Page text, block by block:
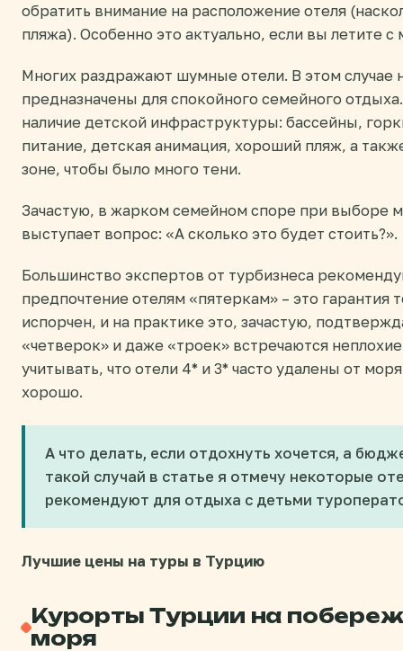
обратить внимание на расположение отеля
пляжа). Особенно это актуально, если вы летите
Многих раздражают шумные отели. В этом случае
предназначены для спокойного семейного
наличие детской инфраструктуры: бассейны,
питание, детская анимация, хороший пляж, а
зоне, чтобы было много тени.
Зачастую, в жарком семейном споре при
выступает вопрос: «А сколько это будет стоить?».
Большинство экспертов от турбизнеса
предпочтение отелям «пятеркам» – это гарантия
испорчен, и на практике это, зачастую,
«четверок» и даже «троек» встречаются
учитывать, что отели 4* и 3* часто удалены от
хорошо.
А что делать, если отдохнуть хочется, а
такой случай в статье я отмечу некоторые
рекомендуют для отдыха с детьми
Лучшие цены на туры в Турцию
Курорты Турции на
моря